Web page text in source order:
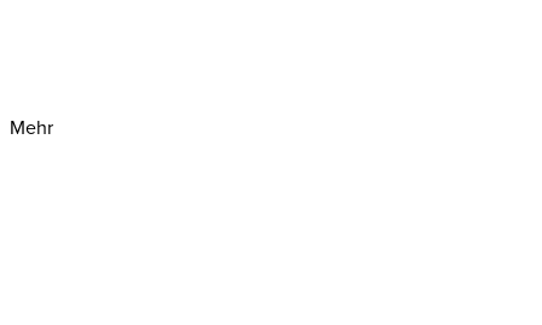
Mehr